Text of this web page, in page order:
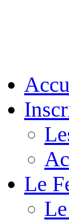
Le